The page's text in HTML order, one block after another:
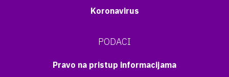
Koronavirus
PODACI
Pravo na pristup informacijama